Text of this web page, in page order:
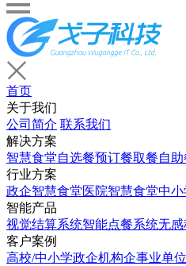
首页
关于我们
公司简介 联系我们
解决方案
智慧食堂自选餐预订餐取餐自助
行业方案
政企智慧食堂医院智慧食堂中小
智能产品
视觉结算系统智能点餐系统无
客户案例
高校/中小学政企机构企事业单位